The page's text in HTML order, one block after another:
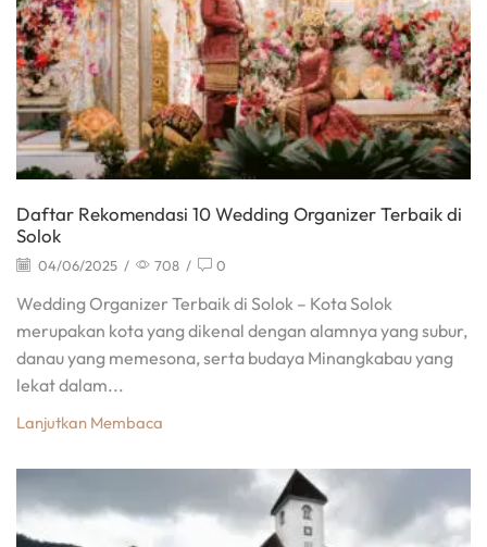
Daftar Rekomendasi 10 Wedding Organizer Terbaik di
Solok
04/06/2025 / 708 / 0
Wedding Organizer Terbaik di Solok – Kota Solok
merupakan kota yang dikenal dengan alamnya yang subur,
danau yang memesona, serta budaya Minangkabau yang
lekat dalam...
Lanjutkan Membaca